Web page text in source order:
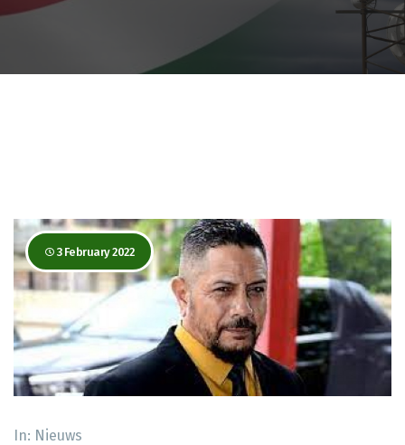
3 February 2022
In: Nieuws